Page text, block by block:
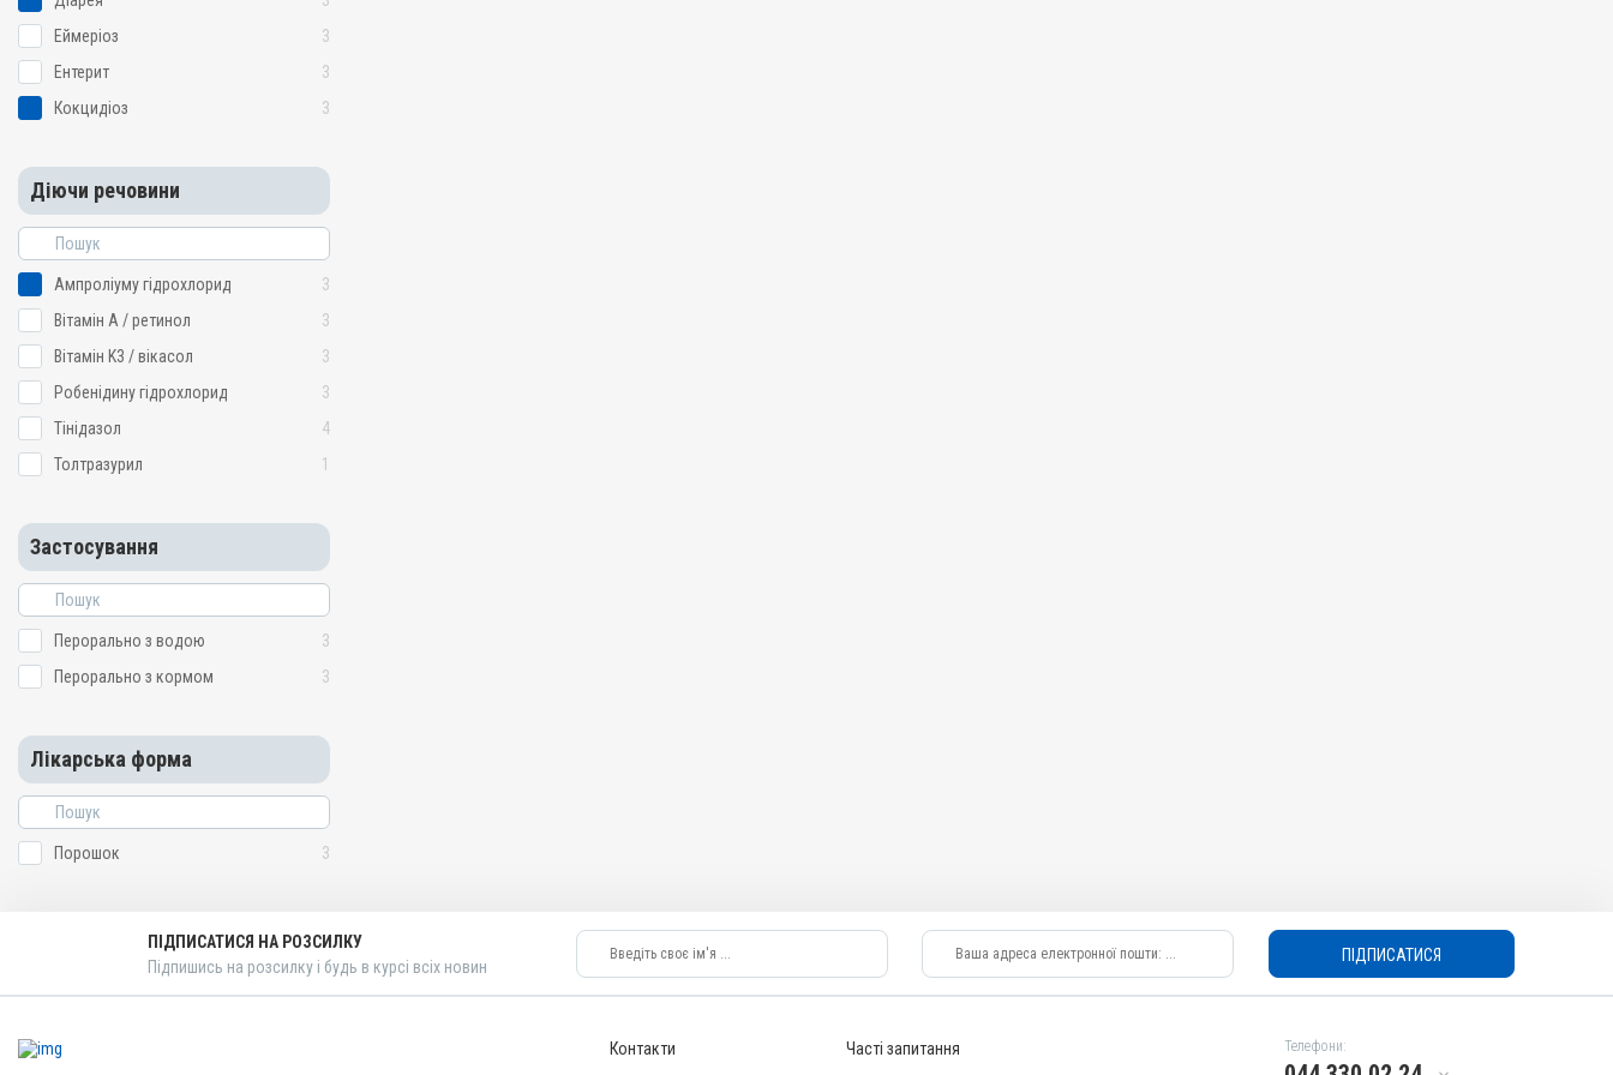
Еймеріоз
3
Ентерит
3
Кокцидіоз
3
Діючи речовини
Ампроліуму гідрохлорид
3
Вітамін A / ретинол
3
Вітамін K3 / вікасол
3
Робенідину гідрохлорид
3
Тінідазол
4
Толтразурил
1
Застосування
Перорально з водою
3
Перорально з кормом
3
Лікарська форма
Порошок 3
ПІДПИСАТИСЯ НА РОЗСИЛКУ
Підпишись на розсилку і будь в курсі всіх новин
ПІДПИСАТИСЯ
Контакти Часті запитання Телефони: